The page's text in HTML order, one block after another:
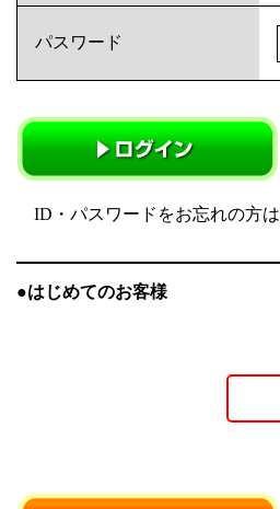
パスワード
ID・パスワードをお忘れの方は
●はじめてのお客様